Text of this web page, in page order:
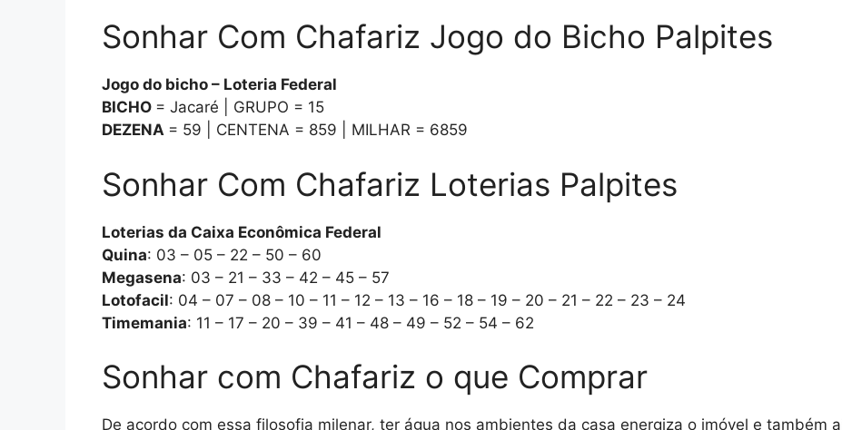
Sonhar Com Chafariz Jogo do Bicho Palpites
Jogo do bicho – Loteria Federal
BICHO = Jacaré | GRUPO = 15
DEZENA = 59 | CENTENA = 859 | MILHAR = 6859
Sonhar Com Chafariz Loterias Palpites
Loterias da Caixa Econômica Federal
Quina: 03 – 05 – 22 – 50 – 60
Megasena: 03 – 21 – 33 – 42 – 45 – 57
Lotofacil: 04 – 07 – 08 – 10 – 11 – 12 – 13 – 16 – 18 – 19 – 20 – 21 – 22 – 23 – 24
Timemania: 11 – 17 – 20 – 39 – 41 – 48 – 49 – 52 – 54 – 62
Sonhar com Chafariz o que Comprar
De acordo com essa filosofia milenar, ter água nos ambientes da casa energiza o imóvel e também